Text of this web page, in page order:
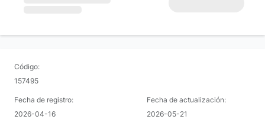
Código:
157495
Fecha de registro:
2026-04-16
Fecha de actualización:
2026-05-21